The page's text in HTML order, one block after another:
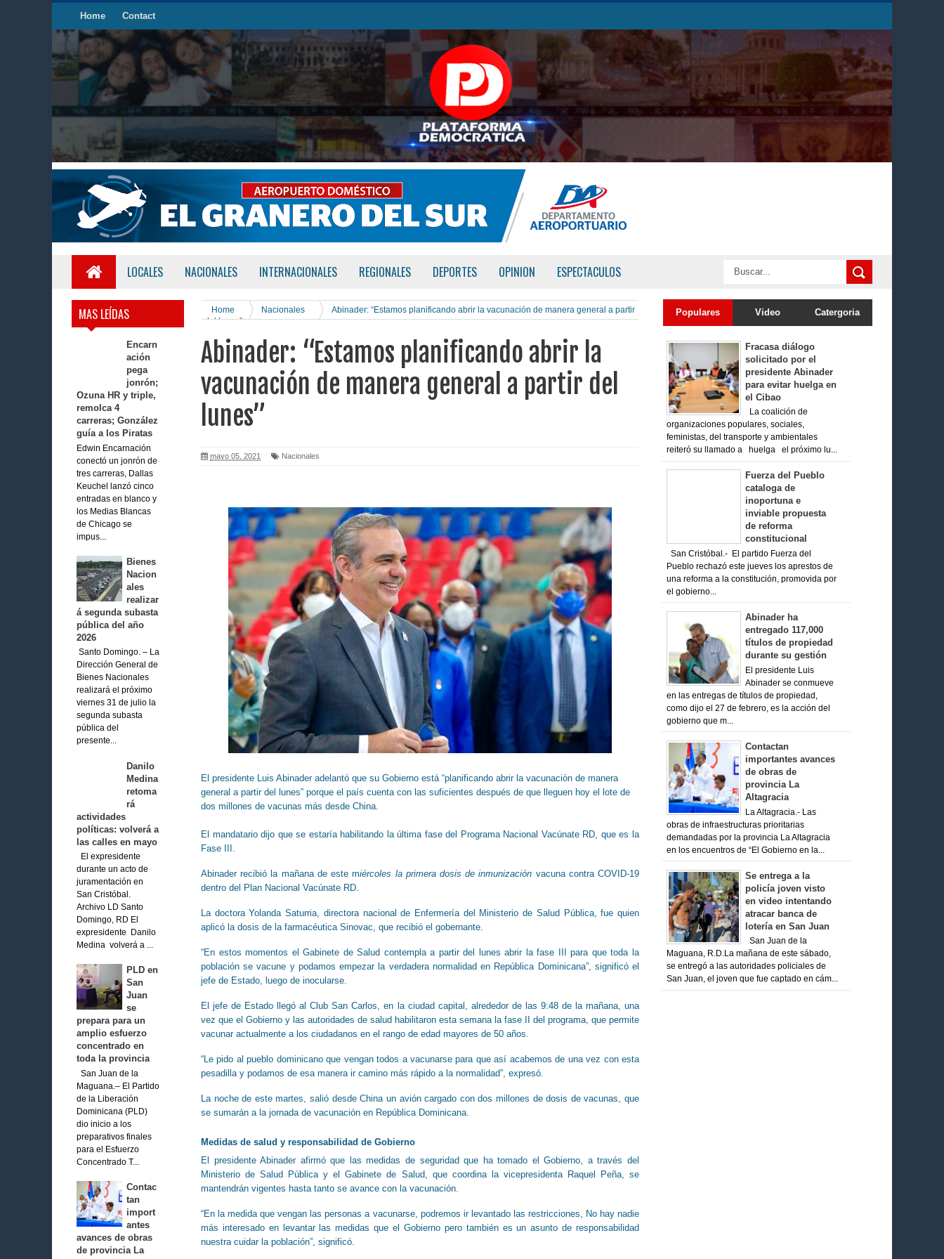
Home Contact
LOCALES NACIONALES INTERNACIONALES REGIONALES DEPORTES OPINION ESPECTACULOS
MAS LEÍDAS
Encarn
ación
pega
jonrón;
Ozuna HR y triple,
remolca 4
carreras; González
guía a los Piratas
Edwin Encarnación
conectó un jonrón de
tres carreras, Dallas
Keuchel lanzó cinco
entradas en blanco y
los Medias Blancas
de Chicago se
impus...
Bienes
Nacion
ales
realizar
á segunda subasta
pública del año
2026
Santo Domingo. – La
Dirección General de
Bienes Nacionales
realizará el próximo
viernes 31 de julio la
segunda subasta
pública del
presente...
Danilo
Medina
retoma
rá
actividades
políticas: volverá a
las calles en mayo
El expresidente
durante un acto de
juramentación en
San Cristóbal.
Archivo LD Santo
Domingo, RD El
expresidente Danilo
Medina volverá a ...
PLD en
San
Juan
se
prepara para un
amplio esfuerzo
concentrado en
toda la provincia
San Juan de la
Maguana.– El Partido
de la Liberación
Dominicana (PLD)
dio inicio a los
preparativos finales
para el Esfuerzo
Concentrado T...
Contac
tan
import
antes
avances de obras
de provincia La
Home Nacionales
Abinader: “Estamos planificando abrir la vacunación de manera general a partir
del lunes”
Abinader: “Estamos planificando abrir la
vacunación de manera general a partir del
lunes”
mayo 05, 2021 Nacionales
El presidente Luis Abinader adelantó que su Gobierno está “planificando abrir la vacunación de manera
general a partir del lunes” porque el país cuenta con las suficientes después de que lleguen hoy el lote de
dos millones de vacunas más desde China.
El mandatario dijo que se estaría habilitando la última fase del Programa Nacional Vacúnate RD, que es la
Fase III.
Abinader recibió la mañana de este miércoles la primera dosis de inmunización vacuna contra COVID-19
dentro del Plan Nacional Vacúnate RD.
La doctora Yolanda Saturria, directora nacional de Enfermería del Ministerio de Salud Pública, fue quien
aplicó la dosis de la farmacéutica Sinovac, que recibió el gobernante.
“En estos momentos el Gabinete de Salud contempla a partir del lunes abrir la fase III para que toda la
población se vacune y podamos empezar la verdadera normalidad en República Dominicana”, significó el
jefe de Estado, luego de inocularse.
El jefe de Estado llegó al Club San Carlos, en la ciudad capital, alrededor de las 9:48 de la mañana, una
vez que el Gobierno y las autoridades de salud habilitaron esta semana la fase II del programa, que permite
vacunar actualmente a los ciudadanos en el rango de edad mayores de 50 años.
“Le pido al pueblo dominicano que vengan todos a vacunarse para que así acabemos de una vez con esta
pesadilla y podamos de esa manera ir camino más rápido a la normalidad”, expresó.
La noche de este martes, salió desde China un avión cargado con dos millones de dosis de vacunas, que
se sumarán a la jornada de vacunación en República Dominicana.
Medidas de salud y responsabilidad de Gobierno
El presidente Abinader afirmó que las medidas de seguridad que ha tomado el Gobierno, a través del
Ministerio de Salud Pública y el Gabinete de Salud, que coordina la vicepresidenta Raquel Peña, se
mantendrán vigentes hasta tanto se avance con la vacunación.
“En la medida que vengan las personas a vacunarse, podremos ir levantado las restricciones, No hay nadie
más interesado en levantar las medidas que el Gobierno pero también es un asunto de responsabilidad
nuestra cuidar la población”, significó.
Populares Video Catergoria
Fracasa diálogo
solicitado por el
presidente Abinader
para evitar huelga en
el Cibao
La coalición de
organizaciones populares, sociales,
feministas, del transporte y ambientales
reiteró su llamado a huelga el próximo lu...
Fuerza del Pueblo
cataloga de
inoportuna e
inviable propuesta
de reforma
constitucional
San Cristóbal.- El partido Fuerza del
Pueblo rechazó este jueves los aprestos de
una reforma a la constitución, promovida por
el gobierno...
Abinader ha
entregado 117,000
títulos de propiedad
durante su gestión
El presidente Luis
Abinader se conmueve
en las entregas de títulos de propiedad,
como dijo el 27 de febrero, es la acción del
gobierno que m...
Contactan
importantes avances
de obras de
provincia La
Altagracia
La Altagracia.- Las
obras de infraestructuras prioritarias
demandadas por la provincia La Altagracia
en los encuentros de “El Gobierno en la...
Se entrega a la
policía joven visto
en video intentando
atracar banca de
lotería en San Juan
San Juan de la
Maguana, R.D.La mañana de este sábado,
se entregó a las autoridades policiales de
San Juan, el joven que fue captado en cám...